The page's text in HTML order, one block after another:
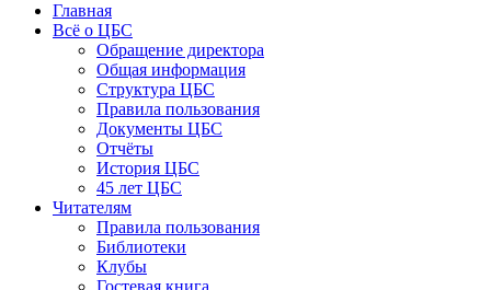
Главная
Всё о ЦБС
Обращение директора
Общая информация
Структура ЦБС
Правила пользования
Документы ЦБС
Отчёты
История ЦБС
45 лет ЦБС
Читателям
Правила пользования
Библиотеки
Клубы
Гостевая книга